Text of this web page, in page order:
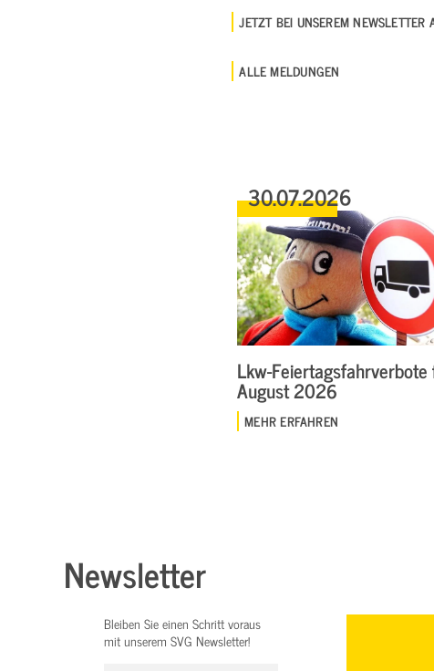
JETZT BEI UNSEREM NEWSLETTER
ALLE MELDUNGEN
30.07.2026
Lkw-
August 2026
MEHR ERFAHREN
Newsletter
Bleiben Sie einen Schritt voraus
mit unserem SVG Newsletter!